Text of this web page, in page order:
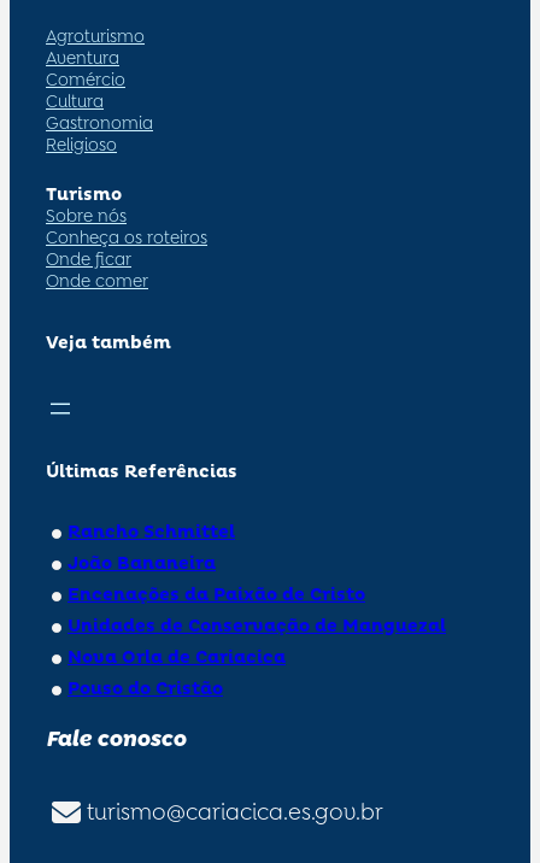
Agroturismo
Aventura
Comércio
Cultura
Gastronomia
Religioso
Turismo
Sobre nós
Conheça os roteiros
Onde ficar
Onde comer
Veja também
Últimas Referências
Rancho Schmittel
João Bananeira
Encenações da Paixão de Cristo
Unidades de Conservação de Manguezal
Nova Orla de Cariacica
Pouso do Cristão
Fale conosco
turismo@cariacica.es.gov.br